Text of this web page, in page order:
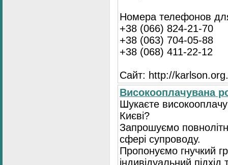
Номера телефонов
+38 (066) 824-21-70
+38 (063) 704-05-88
+38 (068) 411-22-12
Сайт: http://
Високооплачувана
Шукаєте
Києві?
Запрошуємо
сфері супроводу.
Пропонуємо гнучкий
індивідуальний